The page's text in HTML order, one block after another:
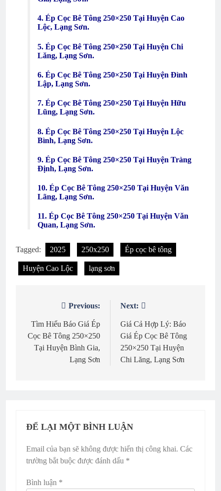
4. Ép Cọc Bê Tông 250×250 Tại Huyện Cao
Lộc, Lạng Sơn.
5. Ép Cọc Bê Tông 250×250 Tại Huyện Chi
Lăng, Lạng Sơn.
6. Ép Cọc Bê Tông 250×250 Tại Huyện Đình
Lập, Lạng Sơn.
7. Ép Cọc Bê Tông 250×250 Tại Huyện Hữu
Lũng, Lạng Sơn.
8. Ép Cọc Bê Tông 250×250 Tại Huyện Lộc
Bình, Lạng Sơn.
9. Ép Cọc Bê Tông 250×250 Tại Huyện Tràng
Định, Lạng Sơn.
10. Ép Cọc Bê Tông 250×250 Tại Huyện Văn
Lãng, Lạng Sơn.
11. Ép Cọc Bê Tông 250×250 Tại Huyện Văn
Quan, Lạng Sơn.
Tagged: 2025 250x250 Ép cọc bê tông
Huyện Cao Lộc lạng sơn
hướng
bài
Previous:
Tìm Hiểu Báo Giá Ép
Cọc Bê Tông 250×250
Tại Huyện Bình Gia,
Lạng Sơn
Next:
Giá Cả Hợp Lý: Báo
Giá Ép Cọc Bê Tông
250×250 Tại Huyện
Chi Lăng, Lạng Sơn
ĐỂ LẠI MỘT BÌNH LUẬN
Email của bạn sẽ không được hiển thị công khai. Các
trường bắt buộc được đánh dấu *
Bình luận *